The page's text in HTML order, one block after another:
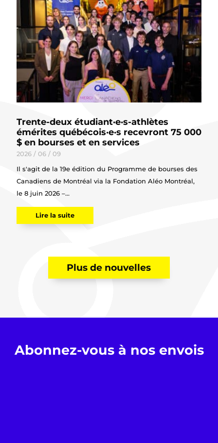
Trente-deux étudiant·e·s-athlètes
émérites québécois·e·s recevront 75 000
$ en bourses et en services
2026 / 06 / 09
Il s'agit de la 19e édition du Programme de bourses des
Canadiens de Montréal via la Fondation Aléo Montréal,
le 8 juin 2026 –...
Lire la suite
Plus de nouvelles
Abonnez-vous à nos envois